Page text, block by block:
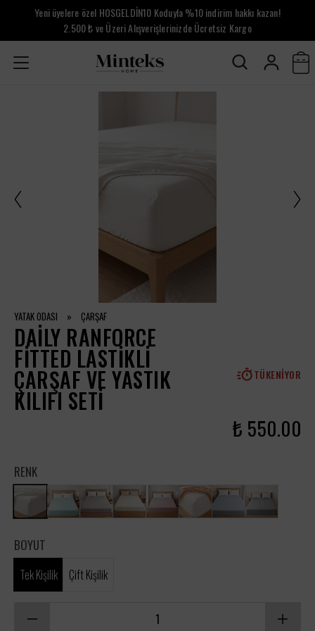
Yeni üyelere özel HOSGELDİN10 Koduyla %10 indirim hakkı kazan!
2.500 ₺ ve Üzeri Alışverişlerinizde Ücretsiz Kargo
YATAK ODASI » ÇARŞAF
DAILY RANFORCE
FITTED LASTIKLI
ÇARŞAF VE YASTIK
KILIFI SETI
TÜKENIYOR
₺ 550.00
RENK
BOYUT
Tek Kişilik Çift Kişilik